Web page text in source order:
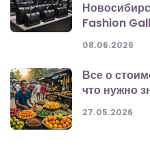
Fashion
08.06.2026
Все о
что нужно
27.05.2026